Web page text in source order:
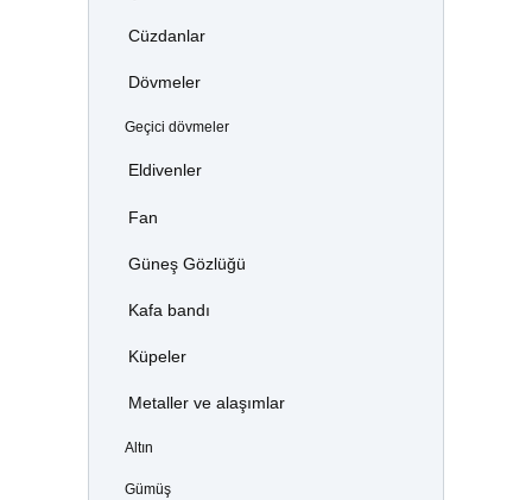
Cüzdanlar
Dövmeler
Geçici dövmeler
Eldivenler
Fan
Güneş Gözlüğü
Kafa bandı
Küpeler
Metaller ve alaşımlar
Altın
Gümüş